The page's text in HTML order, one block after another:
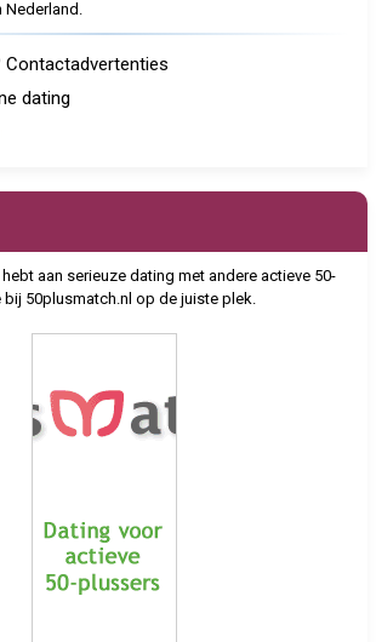
Nederland.
Contactadvertenties
dating
aan serieuze dating met andere actieve 50-
bij 50plusmatch.nl op de juiste plek.